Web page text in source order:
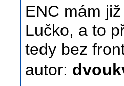
ENC mám
Lučko, a to
tedy bez
autor: